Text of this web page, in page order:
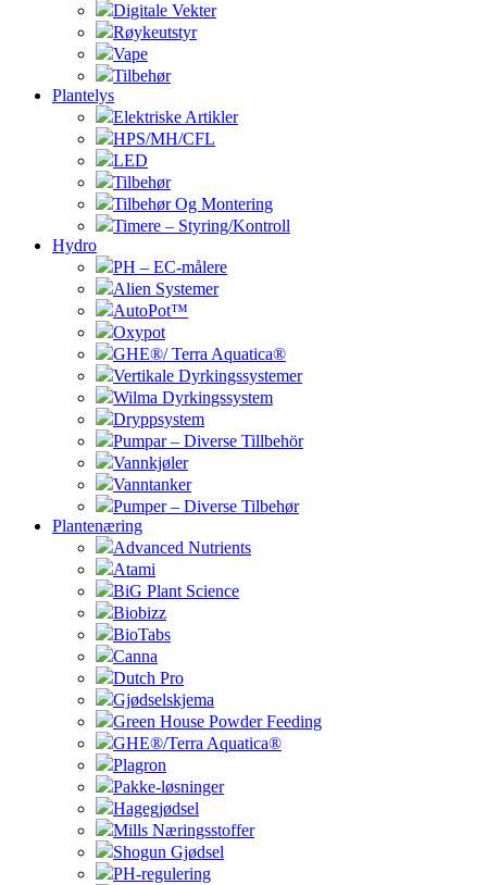
Digitale Vekter
Røykeutstyr
Vape
Tilbehør
Plantelys
Elektriske Artikler
HPS/MH/CFL
LED
Tilbehør
Tilbehør Og Montering
Timere – Styring/Kontroll
Hydro
PH – EC-målere
Alien Systemer
AutoPot™
Oxypot
GHE®/ Terra Aquatica®
Vertikale Dyrkingssystemer
Wilma Dyrkingssystem
Dryppsystem
Pumpar – Diverse Tillbehör
Vannkjøler
Vanntanker
Pumper – Diverse Tilbehør
Plantenæring
Advanced Nutrients
Atami
BiG Plant Science
Biobizz
BioTabs
Canna
Dutch Pro
Gjødselskjema
Green House Powder Feeding
GHE®/Terra Aquatica®
Plagron
Pakke-løsninger
Hagegjødsel
Mills Næringsstoffer
Shogun Gjødsel
PH-regulering